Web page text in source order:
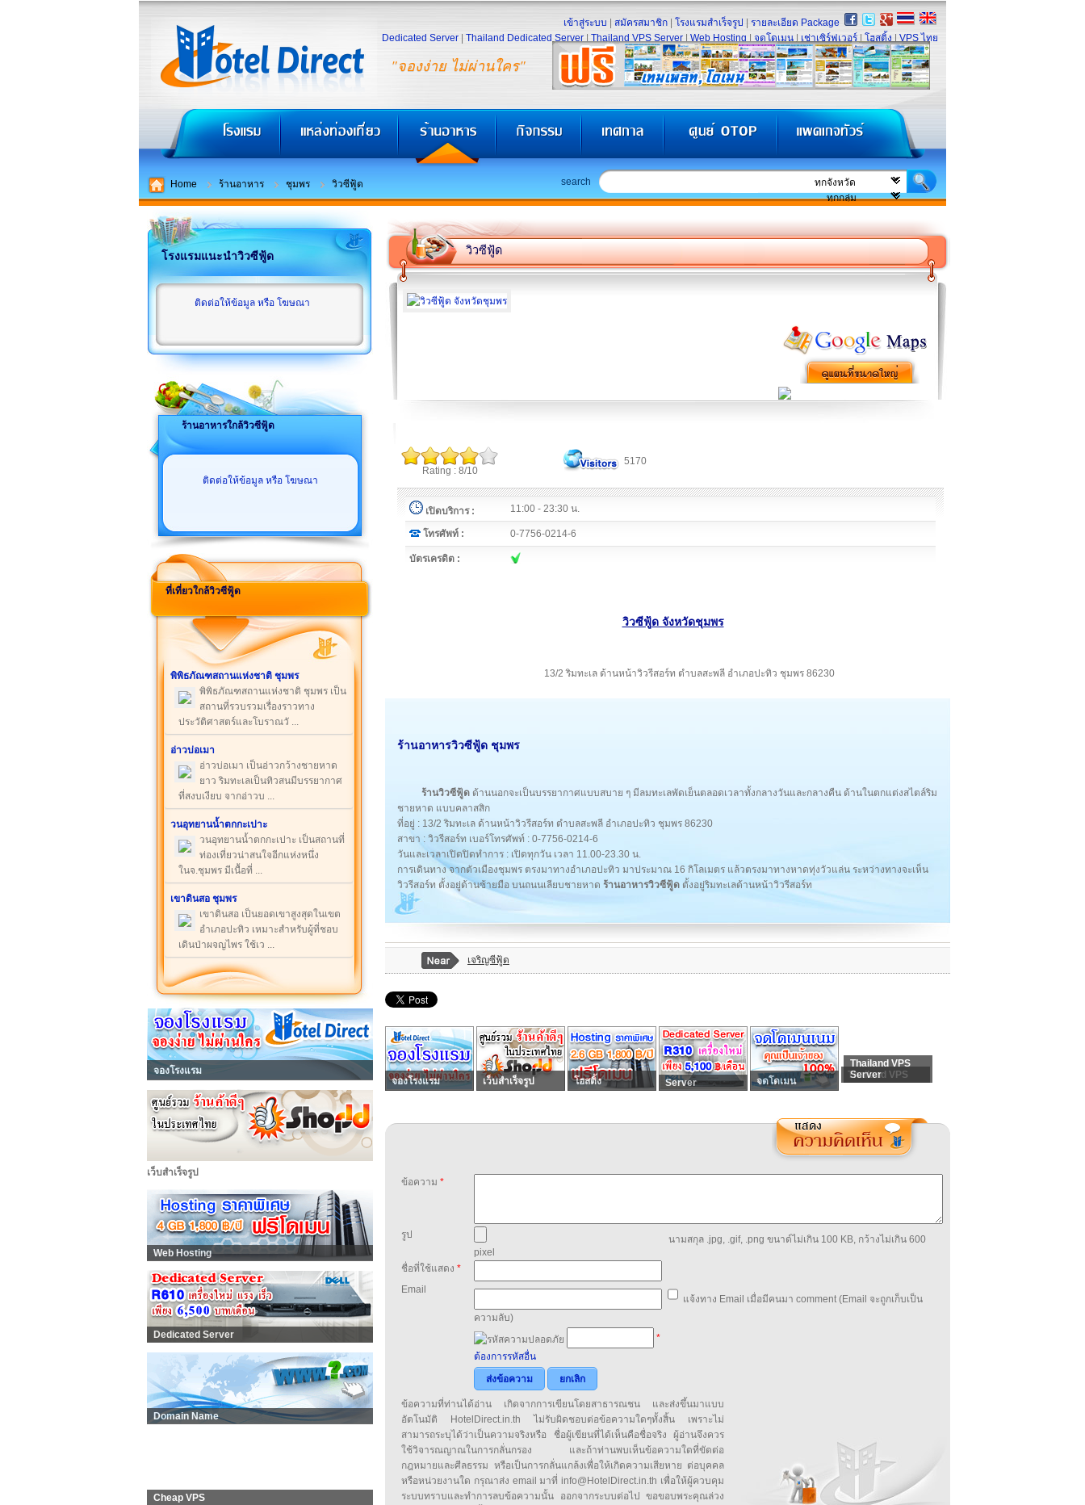
"จองง่าย ไม่ผ่านใคร"
เข้าสู่ระบบ สมัครสมาชิก โรงแรมสำเร็จรูป
รายละเอียด Package
Dedicated Server
Thailand Dedicated Server Thailand VPS Server Web Hosting จดโดเมน เช่าเซิร์ฟเวอร์ โฮสติ้ง VPS ไทย
Home ร้านอาหาร ชุมพร วิวซีฟู้ด search
โรงแรมแนะนำวิวซีฟู้ด
ติดต่อให้ข้อมูล หรือ โฆษณา
ร้านอาหารใกล้วิวซีฟู้ด
ติดต่อให้ข้อมูล หรือ โฆษณา
ที่เที่ยวใกล้วิวซีฟู้ด
พิพิธภัณฑสถานแห่งชาติ ชุมพร
พิพิธภัณฑสถานแห่งชาติ ชุมพร เป็น
สถานที่รวบรวมเรื่องราวทาง
ประวัติศาสตร์และโบราณวั ...
อ่าวบ่อเมา
อ่าวบ่อเมา เป็นอ่าวกว้างชายหาด
ยาว ริมทะเลเป็นทิวสนมีบรรยากาศ
ที่สงบเงียบ จากอ่าวบ ...
วนอุทยานน้ำตกกะเปาะ
วนอุทยานน้ำตกกะเปาะ เป็นสถานที่
ท่องเที่ยวน่าสนใจอีกแห่งหนึ่ง
ในจ.ชุมพร มีเนื้อที่ ...
เขาดินสอ ชุมพร
เขาดินสอ เป็นยอดเขาสูงสุดในเขต
อำเภอปะทิว เหมาะสำหรับผู้ที่ชอบ
เดินป่าผจญไพร ใช้เว ...
จองโรงแรม
เว็บสำเร็จรูป
Web Hosting
Dedicated Server
Domain Name
Cheap VPS
วิวซีฟู้ด
Rating : 8/10
5170
เปิดบริการ : 11:00 - 23:30 น.
โทรศัพท์ : 0-7756-0214-6
บัตรเครดิต :
วิวซีฟู้ด จังหวัดชุมพร
13/2 ริมทะเล ด้านหน้าวิวรีสอร์ท ตำบลสะพลี อำเภอปะทิว ชุมพร 86230
ร้านอาหารวิวซีฟู้ด ชุมพร
ร้านวิวซีฟู้ด ด้านนอกจะเป็นบรรยากาศแบบสบาย ๆ มีลมทะเลพัดเย็นตลอดเวลาทั้งกลางวันและกลางคืน ด้านในตกแต่งสไตล์ริม
ชายหาด แบบคลาสสิก
ที่อยู่ : 13/2 ริมทะเล ด้านหน้าวิวรีสอร์ท ตำบลสะพลี อำเภอปะทิว ชุมพร 86230
สาขา : วิวรีสอร์ท เบอร์โทรศัพท์ : 0-7756-0214-6
วันและเวลาเปิดปิดทำการ : เปิดทุกวัน เวลา 11.00-23.30 น.
การเดินทาง จากตัวเมืองชุมพร ตรงมาทางอำเภอปะทิว มาประมาณ 16 กิโลเมตร แล้วตรงมาทางหาดทุ่งวัวแล่น ระหว่างทางจะเห็น
วิวรีสอร์ท ตั้งอยู่ด้านซ้ายมือ บนถนนเลียบชายหาด ร้านอาหารวิวซีฟู้ด ตั้งอยู่ริมทะเลด้านหน้าวิวรีสอร์ท
เจริญซีฟู้ด
จองโรงแรม เว็บสำเร็จรูป โฮสติ้ง Server จดโดเมน
Thailand VPS
Thailand VPS
Server
ข้อความ *
รูป
นามสกุล .jpg, .gif, .png ขนาด์ไม่เกิน 100 KB, กว้างไม่เกิน 600
pixel
ชื่อที่ใช้แสดง *
Email
แจ้งทาง Email เมื่อมีคนมา comment (Email จะถูกเก็บเป็น
ความลับ)
*
ต้องการรหัสอื่น
ส่งข้อความ
ยกเลิก
ข้อความที่ท่านได้อ่าน เกิดจากการเขียนโดยสาธารณชน และส่งขึ้นมาแบบ
อัตโนมัติ HotelDirect.in.th ไม่รับผิดชอบต่อข้อความใดๆทั้งสิ้น เพราะไม่
สามารถระบุได้ว่าเป็นความจริงหรือ ชื่อผู้เขียนที่ได้เห็นคือชื่อจริง ผู้อ่านจึงควร
ใช้วิจารณญาณในการกลั่นกรอง และถ้าท่านพบเห็นข้อความใดที่ขัดต่อ
กฎหมายและศีลธรรม หรือเป็นการกลั่นแกล้งเพื่อให้เกิดความเสียหาย ต่อบุคคล
หรือหน่วยงานใด กรุณาส่ง email มาที่ info@HotelDirect.in.th เพื่อให้ผู้ควบคุม
ระบบทราบและทำการลบข้อความนั้น ออกจากระบบต่อไป ขอขอบพระคุณล่วง